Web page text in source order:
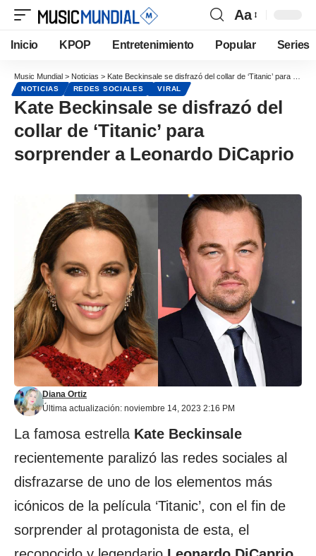
Aa
Inicio KPOP Entretenimiento Popular Series
Music Mundial > Noticias > Kate Beckinsale se disfrazó del collar de ‘Titanic’ para sorprender a Leonardo DiCaprio
NOTICIAS REDES SOCIALES VIRAL
Kate Beckinsale se disfrazó del
collar de ‘Titanic’ para
sorprender a Leonardo DiCaprio
Última actualización: noviembre 14, 2023 2:16 PM
Diana Ortiz
La famosa estrella Kate Beckinsale
recientemente paralizó las redes sociales al
disfrazarse de uno de los elementos más
icónicos de la película ‘Titanic’, con el fin de
sorprender al protagonista de esta, el